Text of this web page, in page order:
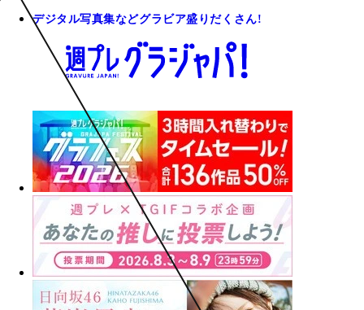
デジタル写真集などグラビア盛りだくさん!